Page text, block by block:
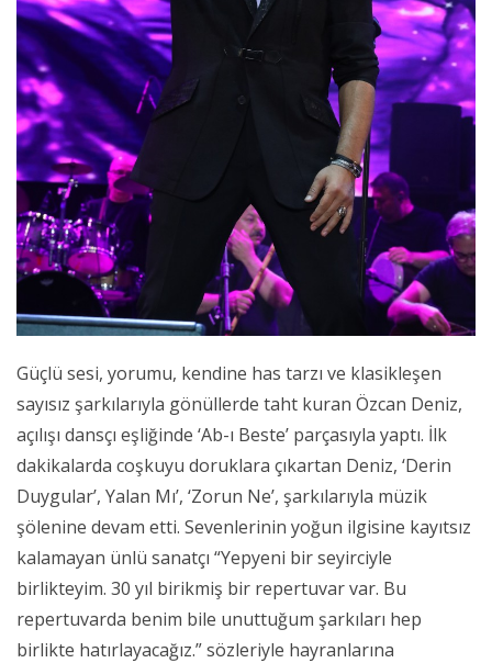
Güçlü sesi, yorumu, kendine has tarzı ve klasikleşen
sayısız şarkılarıyla gönüllerde taht kuran Özcan Deniz,
açılışı dansçı eşliğinde ‘Ab-ı Beste’ parçasıyla yaptı. İlk
dakikalarda coşkuyu doruklara çıkartan Deniz, ‘Derin
Duygular’, Yalan Mı’, ‘Zorun Ne’, şarkılarıyla müzik
şölenine devam etti. Sevenlerinin yoğun ilgisine kayıtsız
kalamayan ünlü sanatçı “Yepyeni bir seyirciyle
birlikteyim. 30 yıl birikmiş bir repertuvar var. Bu
repertuvarda benim bile unuttuğum şarkıları hep
birlikte hatırlayacağız.” sözleriyle hayranlarına